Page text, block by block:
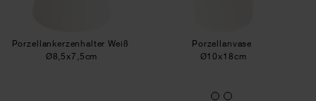
Porzellankerzenhalter Weiß
Ø8,5x7,5cm
Porzellanvase
Ø10x18cm